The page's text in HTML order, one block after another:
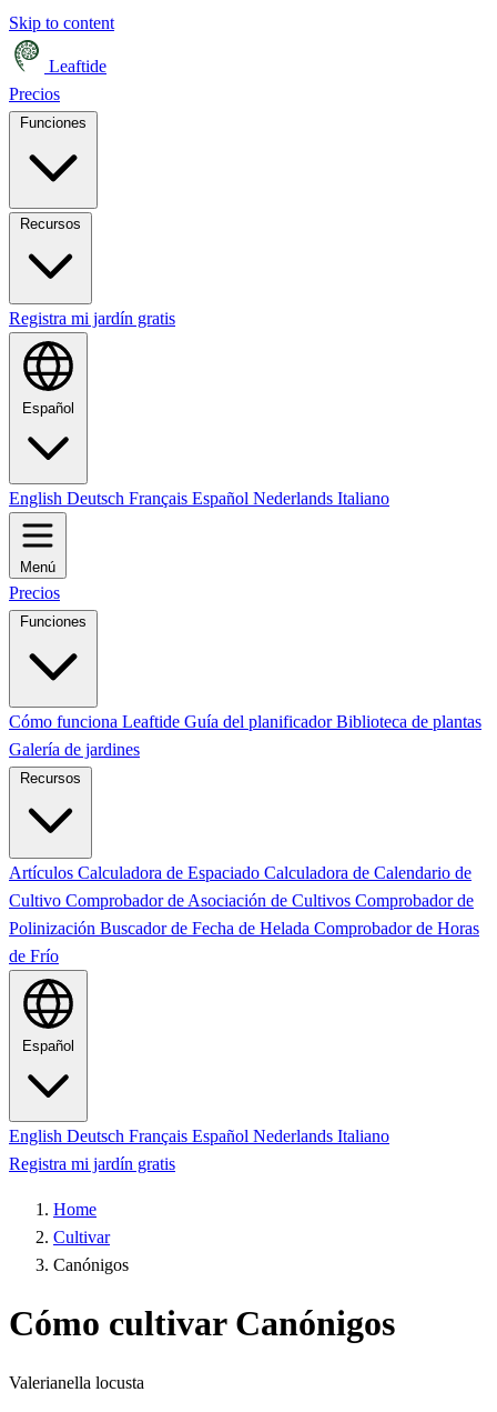
Skip to content
Leaftide
Precios
Registra mi jardín gratis
Español
English Deutsch Français Español Nederlands Italiano
Menú
Precios
Funciones
Cómo funciona Leaftide Guía del planificadorBiblioteca de plantas
Galería de jardines
Recursos
Artículos Calculadora de Espaciado Calculadora de Calendario de
Cultivo Comprobador de Asociación de Cultivos Comprobador de
Polinización Buscador de Fecha de Helada Comprobador de Horas
de Frío
Español
English Deutsch Français Español Nederlands Italiano
Registra mi jardín gratis
Home
Cultivar
Canónigos
Cómo cultivar Canónigos
Valerianella locusta